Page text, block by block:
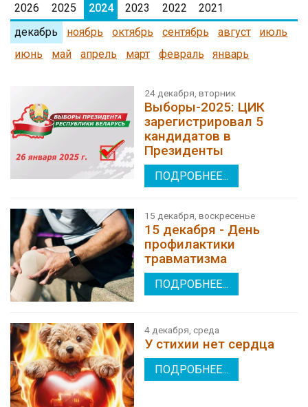
2026 2025 2024 2023 2022
2021
декабрь
ноябрь октябрь сентябрь август
июль
июнь
май апрель март февраль январь
24 декабря, вторник
Выборы-2025: ЦИК
зарегистрировал 5
кандидатов в
Президенты
ПОДРОБНЕЕ...
15 декабря, воскресенье
15 декабря - День
профилактики
травматизма
ПОДРОБНЕЕ...
4 декабря, среда
У стихии нет сердца
ПОДРОБНЕЕ...